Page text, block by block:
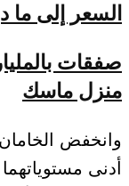
السعر إلى ما دون 93714
صفقات
منزل ماسك
وانخفض
أدنى